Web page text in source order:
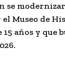
Museo de
15 años y